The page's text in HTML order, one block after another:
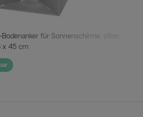
ohne Wegplatten!)
und Stab
Grund seiner Größe nicht mit
kompatibel ist. Passend für den
x 45 cm